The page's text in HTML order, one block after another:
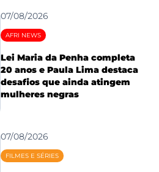
07/08/2026
AFRI NEWS
Lei Maria da Penha completa
20 anos e Paula Lima destaca
desafios que ainda atingem
mulheres negras
07/08/2026
FILMES E SÉRIES